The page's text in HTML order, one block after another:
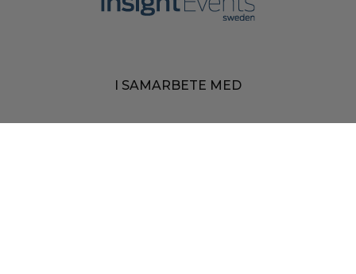
I SAMARBETE MED